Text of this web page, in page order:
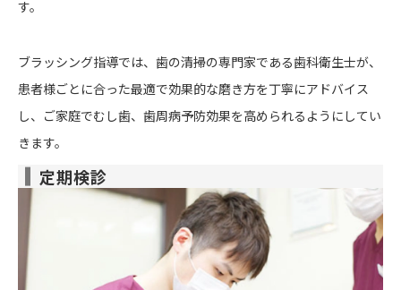
す。
ブラッシング指導では、歯の清掃の専門家である歯科衛生士が、
患者様ごとに合った最適で効果的な磨き方を丁寧にアドバイス
し、ご家庭でむし歯、歯周病予防効果を高められるようにしてい
きます。
定期検診